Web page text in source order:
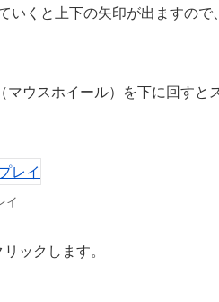
いくと上下の矢印が出ますので
ウスホイール）を下に回すと
イ
ックします。